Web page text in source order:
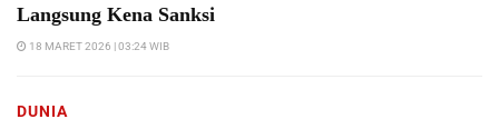
Langsung Kena Sanksi
18 MARET 2026 | 03:24 WIB
DUNIA